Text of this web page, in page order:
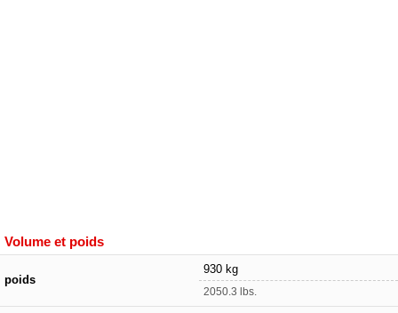
Volume et poids
poids
930 kg
2050.3 lbs.